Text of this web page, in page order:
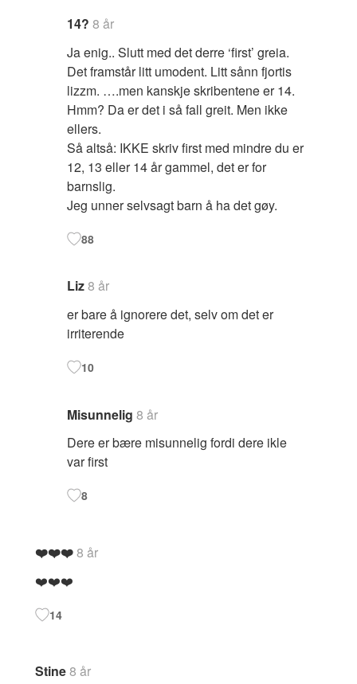
14? 8 år
Ja enig.. Slutt med det derre ‘first’ greia.
Det framstår litt umodent. Litt sånn fjortis
lizzm. ….men kanskje skribentene er 14.
Hmm? Da er det i så fall greit. Men ikke
ellers.
Så altså: IKKE skriv first med mindre du er
12, 13 eller 14 år gammel, det er for
barnslig.
Jeg unner selvsagt barn å ha det gøy.
88
Liz8 år
er bare å ignorere det, selv om det er
irriterende
10
Misunnelig 8 år
Dere er bære misunnelig fordi dere ikle
var first
8
❤️❤️❤️8 år
❤️❤️❤️
14
Stine8 år